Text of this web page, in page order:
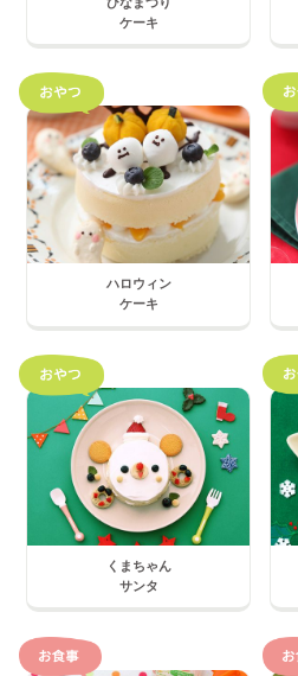
ケーキ
ハロウィン
ケーキ
くまちゃん
サンタ